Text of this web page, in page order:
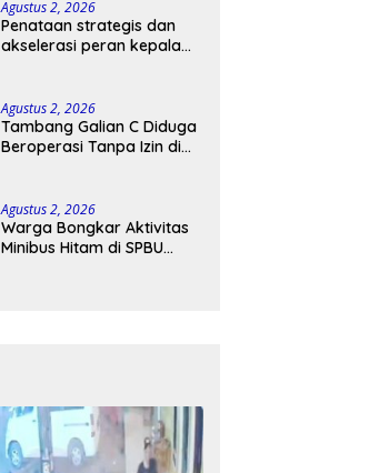
Agustus 2, 2026
Penataan strategis dan
akselerasi peran kepala
Agustus 2, 2026
Tambang Galian C Diduga
Beroperasi Tanpa Izin di
Tangan
Agustus 2, 2026
Warga Bongkar Aktivitas
Minibus Hitam di SPBU